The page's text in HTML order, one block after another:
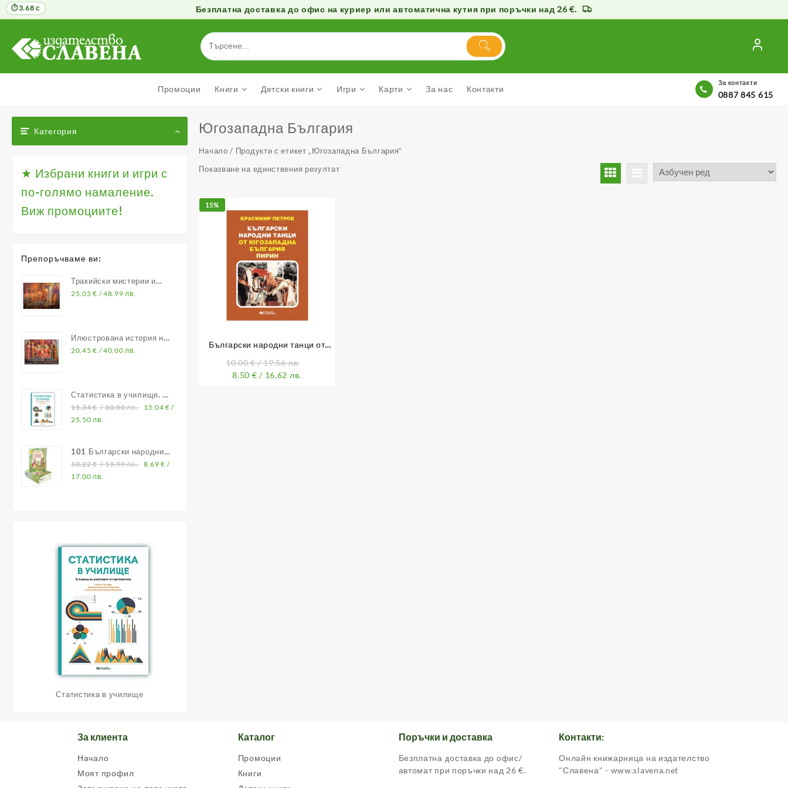
Безплатна доставка до офис на куриер или автоматична кутия при поръчки над 26 €.
съдържанието
Промоции Книги Детски книги Игри Карти За нас Контакти
За контакти
0887 845 615
Категория
★ Избрани книги и игри с
по-голямо намаление.
Виж промоциите!
Препоръчваме ви:
Тракийски мистерии и
владетели
25.05€ / 48.99 лв.
Илюстрована история на
Средновековна България
20.45€ / 40.00 лв.
Статистика в училище. В
помощ на учителите по
математика
15.34€/ 30.00 лв. 13.04 € /
25.50 лв.
101 Български народни
приказки
10.22€/ 19.99 лв. 8.69€ /
17.00 лв.
Статистика в училище
Югозападна България
Начало / Продукти с етикет „Югозападна България“
Показване на единствения резултат
15%
Български народни танци от
10.00€/ 19.56 лв.
8.50 € / 16.62 лв.
За клиента
Начало
Моят профил
Каталог
Промоции
Книги
Поръчки и доставка
Безплатна доставка до офис/
автомат при поръчки над 26 €.
Контакти:
Онлайн книжарница на издателство
"Славена" - www.slavena.net
3.68 с